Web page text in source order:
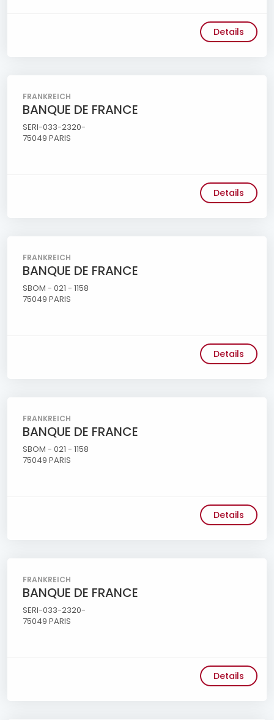
Details
FRANKREICH
BANQUE DE FRANCE
SERI-033-2320-
75049 PARIS
Details
FRANKREICH
BANQUE DE FRANCE
SBOM - 021 - 1158
75049 PARIS
Details
FRANKREICH
BANQUE DE FRANCE
SBOM - 021 - 1158
75049 PARIS
Details
FRANKREICH
BANQUE DE FRANCE
SERI-033-2320-
75049 PARIS
Details